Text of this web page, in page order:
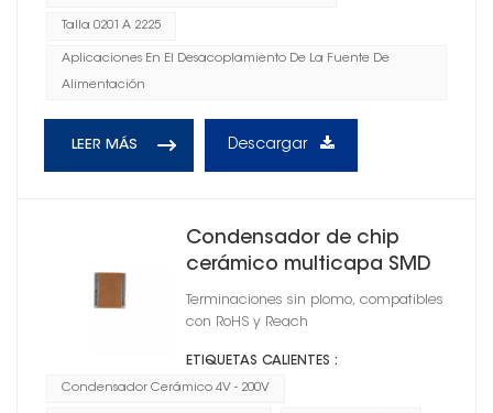
Talla 0201 A 2225
Aplicaciones En El Desacoplamiento De La Fuente De
Alimentación
LEER MÁS Descargar
Condensador de chip
cerámico multicapa SMD
1210
Terminaciones sin plomo, compatibles
con RoHS y Reach
ETIQUETAS CALIENTES :
Condensador Cerámico 4V - 200V